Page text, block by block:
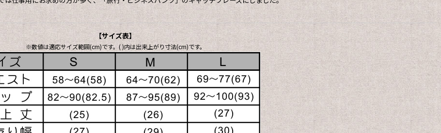
【サイズ表】
※数値は適応サイズ範囲(cm)です。( )内は出来上がり寸法(cm)です。